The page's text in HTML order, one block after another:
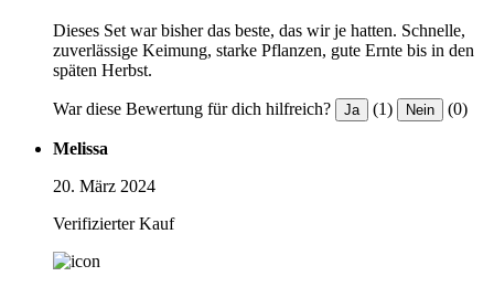
Dieses Set war bisher das beste, das wir je hatten. Schnelle,
zuverlässige Keimung, starke Pflanzen, gute Ernte bis in den
späten Herbst.
War diese Bewertung für dich hilfreich? Ja (1) Nein (0)
Melissa
20. März 2024
Verifizierter Kauf